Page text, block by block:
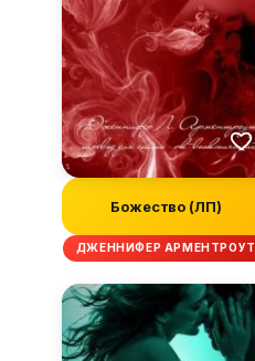
Божество (ЛП)
ДЖЕННИФЕР АРМЕНТРОУТ